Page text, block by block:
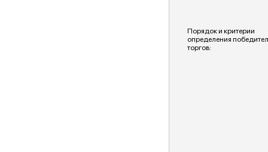
Порядок и критерии
определения
торгов: